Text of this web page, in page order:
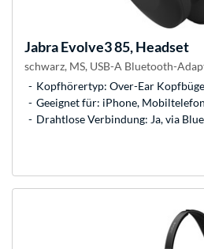
JabraEvolve3 85, Headset
schwarz, MS, USB-A Bluetooth-
Kopfhörertyp: Over-Ear
Geeignet für: iPhone,
Drahtlose Verbindung: Ja, via